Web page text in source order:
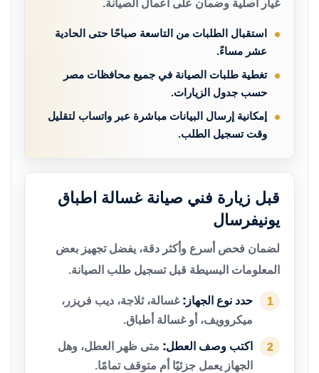
غيار أصلية وضمان على أعمال الصيانة.
استقبال الطلبات من التاسعة صباحًا حتى الحادية
عشر مساءً.
تغطية طلبات الصيانة في جميع محافظات مصر
حسب جدول الزيارات.
إمكانية إرسال البيانات مباشرة عبر واتساب لتقليل
وقت تسجيل الطلب.
قبل زيارة فني صيانة غسالة اطباق
يونيفرسال
لضمان فحص أسرع وأكثر دقة، يفضل تجهيز بعض
المعلومات البسيطة قبل تسجيل طلب الصيانة.
1 حدد نوع الجهاز: غسالة، ثلاجة، ديب فريزر،
ميكروويف، أو غسالة أطباق.
2 اكتب وصف العطل: متى ظهر العطل، وهل
الجهاز يعمل جزئيًا أم متوقف تمامًا.